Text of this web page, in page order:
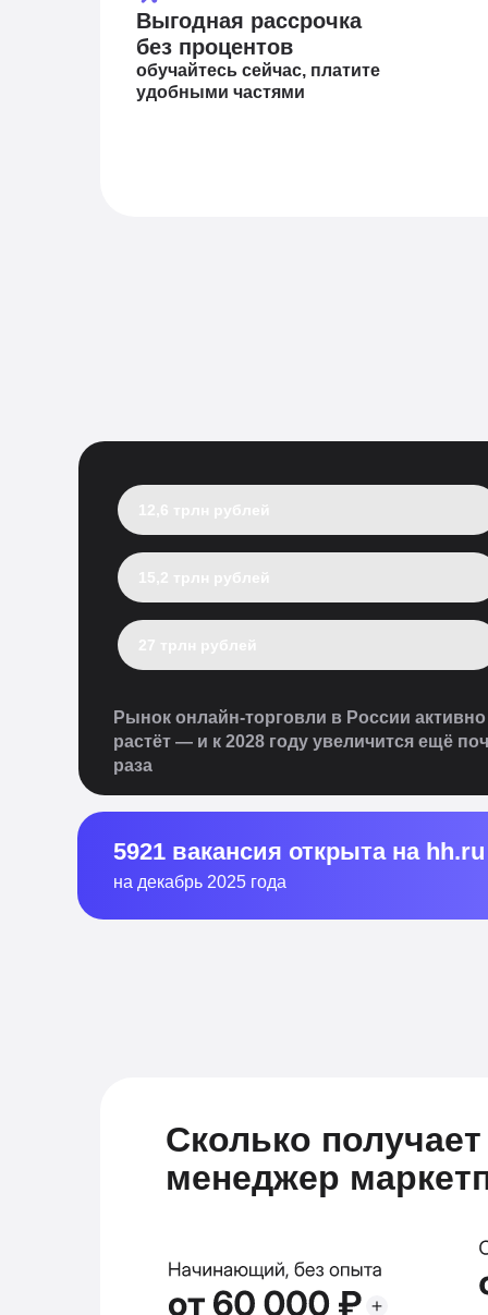
Выгодная рассрочка
без процентов
обучайтесь сейчас, платите
удобными частями
5921 вакансия открыта на hh.ru
на декабрь 2025 года
Рынок онлайн-торговли в России активно
растёт — и к 2028 году увеличится ещё
раза
Сколько получает
менеджер